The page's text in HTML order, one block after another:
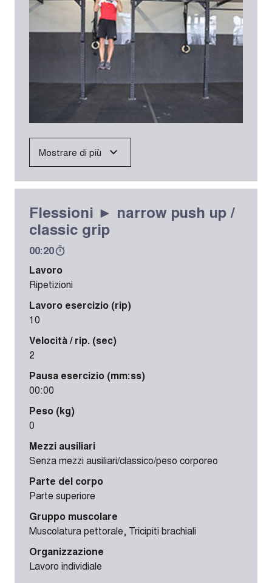
Mostrare di più
Flessioni ► narrow push up /
classic grip
00:20
Lavoro
Ripetizioni
Lavoro esercizio (rip)
10
Velocità / rip. (sec)
2
Pausa esercizio (mm:ss)
00:00
Peso (kg)
0
Mezzi ausiliari
Senza mezzi ausiliari/classico/peso corporeo
Parte del corpo
Parte superiore
Gruppo muscolare
Muscolatura pettorale, Tricipiti brachiali
Organizzazione
Lavoro individiale